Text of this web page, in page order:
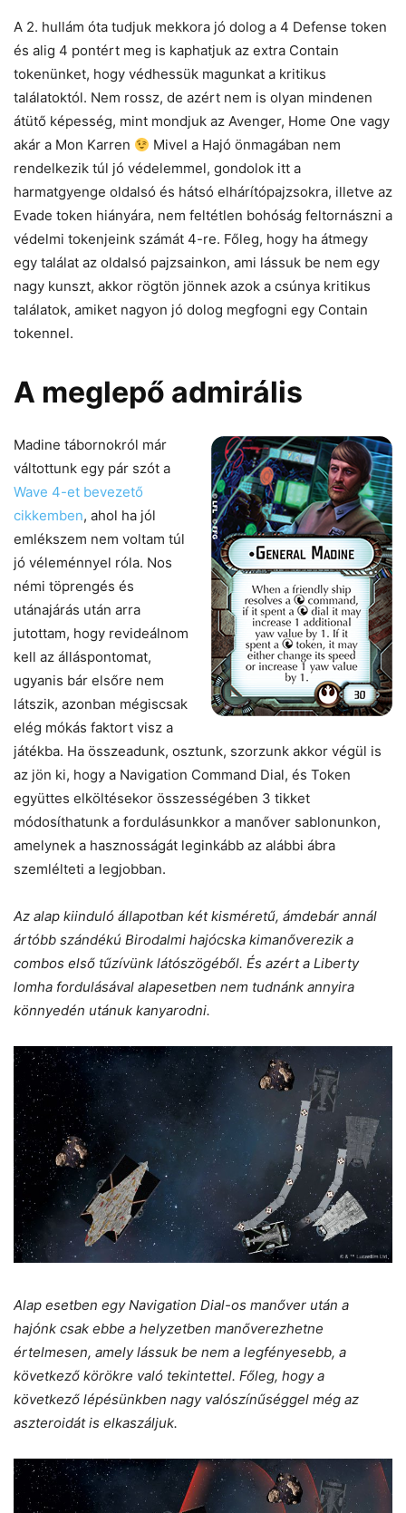
A 2. hullám óta tudjuk mekkora jó dolog a 4 Defense token
és alig 4 pontért meg is kaphatjuk az extra Contain
tokenünket, hogy védhessük magunkat a kritikus
találatoktól. Nem rossz, de azért nem is olyan mindenen
átütő képesség, mint mondjuk az Avenger, Home One vagy
akár a Mon Karren
Mivel a Hajó önmagában nem
rendelkezik túl jó védelemmel, gondolok itt a
harmatgyenge oldalsó és hátsó elhárítópajzsokra, illetve az
Evade token hiányára, nem feltétlen bohóság feltornászni a
védelmi tokenjeink számát 4-re. Főleg, hogy ha átmegy
egy találat az oldalsó pajzsainkon, ami lássuk be nem egy
nagy kunszt, akkor rögtön jönnek azok a csúnya kritikus
találatok, amiket nagyon jó dolog megfogni egy Contain
tokennel.
A meglepő admirális
Madine tábornokról már
váltottunk egy pár szót a
Wave 4-et bevezető
cikkemben, ahol ha jól
emlékszem nem voltam túl
jó véleménnyel róla. Nos
némi töprengés és
utánajárás után arra
jutottam, hogy revideálnom
kell az álláspontomat,
ugyanis bár elsőre nem
látszik, azonban mégiscsak
elég mókás faktort visz a
játékba. Ha összeadunk, osztunk, szorzunk akkor végül is
az jön ki, hogy a Navigation Command Dial, és Token
együttes elköltésekor összességében 3 tikket
módosíthatunk a fordulásunkkor a manőver sablonunkon,
amelynek a hasznosságát leginkább az alábbi ábra
szemlélteti a legjobban.
Az alap kiinduló állapotban két kisméretű, ámdebár annál
ártóbb szándékú Birodalmi hajócska kimanőverezik a
combos első tűzívünk látószögéből. És azért a Liberty
lomha fordulásával alapesetben nem tudnánk annyira
könnyedén utánuk kanyarodni.
Alap esetben egy Navigation Dial-os manőver után a
hajónk csak ebbe a helyzetben manőverezhetne
értelmesen, amely lássuk be nem a legfényesebb, a
következő körökre való tekintettel. Főleg, hogy a
következő lépésünkben nagy valószínűséggel még az
aszteroidát is elkaszáljuk.